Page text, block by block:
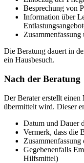
Besprechung von
Information über
Die Beratung dauert in
ein Hausbesuch.
Nach der Beratung
Der Berater erstellt einen
übermittelt wird. Dieser
Datum und Dauer
Vermerk, dass die
Gegebenenfalls
Hilfsmittel)